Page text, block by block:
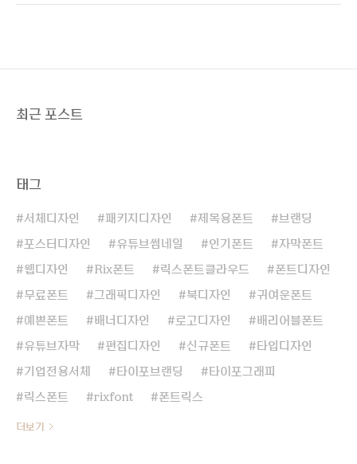
최근 포스트
태그
서체디자인 패키지디자인 제목용폰트 브랜딩
포스터디자인 유튜브썸네일 인기폰트 자막폰트
웹디자인 Rix폰트 릭스폰트클라우드 폰트디자인
무료폰트 그래픽디자인 북디자인 귀여운폰트
예쁜폰트 배너디자인 로고디자인 배리어블폰트
유튜브자막 편집디자인 신규폰트 타입디자인
기업전용서체 타이포브랜딩 타이포그래피
릭스폰트 rixfont 폰트릭스
더보기